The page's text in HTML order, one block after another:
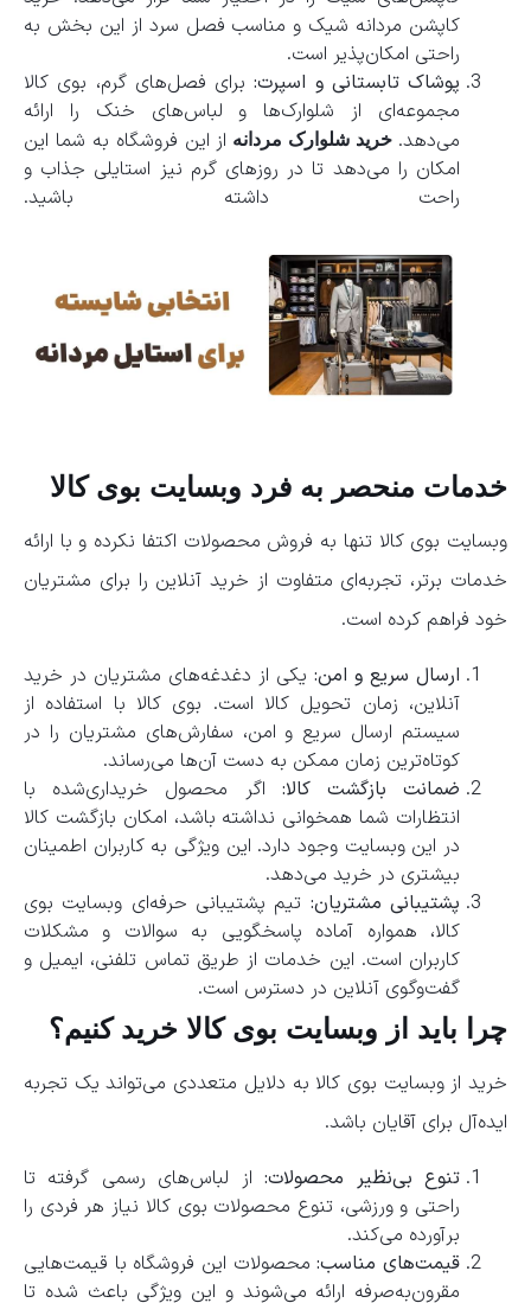
کاپشن مردانه شیک و مناسب فصل سرد از این بخش به
راحتی امکان‌پذیر است.
پوشاک تابستانی و اسپرت:برای فصل‌های گرم، بوی کالا
مجموعه‌ای از شلوارک‌ها و لباس‌های خنک را ارائه
می‌دهد. خرید شلوارک مردانه از این فروشگاه به شما این
امکان را می‌دهد تا در روزهای گرم نیز استایلی جذاب و
راحت داشته باشید.
خدمات منحصر به فرد وبسایت بوی کالا
وبسایت بوی کالا تنها به فروش محصولات اکتفا نکرده و با ارائه
خدمات برتر، تجربه‌ای متفاوت از خرید آنلاین را برای مشتریان
خود فراهم کرده است.
ارسال سریع و امن: یکی از دغدغه‌های مشتریان در خرید
آنلاین، زمان تحویل کالا است. بوی کالا با استفاده از
سیستم ارسال سریع و امن، سفارش‌های مشتریان را در
کوتاه‌ترین زمان ممکن به دست آن‌ها می‌رساند.
ضمانت بازگشت کالا: اگر محصول خریداری‌شده با
انتظارات شما همخوانی نداشته باشد، امکان بازگشت کالا
در این وبسایت وجود دارد. این ویژگی به کاربران اطمینان
بیشتری در خرید می‌دهد.
پشتیبانی مشتریان: تیم پشتیبانی حرفه‌ای وبسایت بوی
کالا، همواره آماده پاسخگویی به سوالات و مشکلات
کاربران است. این خدمات از طریق تماس تلفنی، ایمیل و
گفت‌وگوی آنلاین در دسترس است.
چرا باید از وبسایت بوی کالا خرید کنیم؟
خرید از وبسایت بوی کالا به دلایل متعددی می‌تواند یک تجربه
ایده‌آل برای آقایان باشد.
تنوع بی‌نظیر محصولات:از لباس‌های رسمی گرفته تا
راحتی و ورزشی، تنوع محصولات بوی کالا نیاز هر فردی را
برآورده می‌کند.
قیمت‌های مناسب:محصولات این فروشگاه با قیمت‌هایی
مقرون‌به‌صرفه ارائه می‌شوند و این ویژگی باعث شده تا